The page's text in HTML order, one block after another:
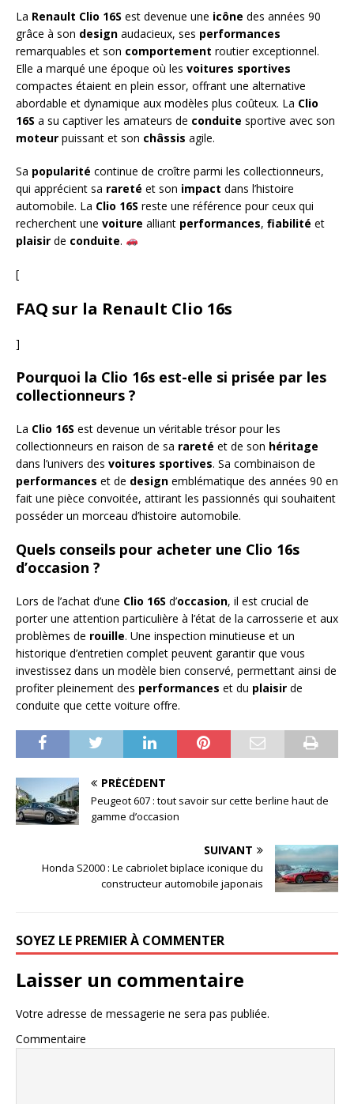
La Renault Clio 16S est devenue une icône des années 90
grâce à son design audacieux, ses performances
remarquables et son comportement routier exceptionnel.
Elle a marqué une époque où les voitures sportives
compactes étaient en plein essor, offrant une alternative
abordable et dynamique aux modèles plus coûteux. La Clio
16S a su captiver les amateurs de conduite sportive avec son
moteur puissant et son châssis agile.
Sa popularité continue de croître parmi les collectionneurs,
qui apprécient sa rareté et son impact dans l’histoire
automobile. La Clio 16S reste une référence pour ceux qui
recherchent une voiture alliant performances, fiabilité et
plaisir de conduite.
[
FAQ sur la Renault Clio 16s
]
Pourquoi la Clio 16s est-elle si prisée par les
collectionneurs ?
La Clio 16S est devenue un véritable trésor pour les
collectionneurs en raison de sa rareté et de son héritage
dans l’univers des voitures sportives. Sa combinaison de
performances et de design emblématique des années 90 en
fait une pièce convoitée, attirant les passionnés qui souhaitent
posséder un morceau d’histoire automobile.
Quels conseils pour acheter une Clio 16s
d’occasion ?
Lors de l’achat d’une Clio 16S d’occasion, il est crucial de
porter une attention particulière à l’état de la carrosserie et aux
problèmes de rouille. Une inspection minutieuse et un
historique d’entretien complet peuvent garantir que vous
investissez dans un modèle bien conservé, permettant ainsi de
profiter pleinement des performances et du plaisir de
conduite que cette voiture offre.
PRÉCÉDENT
Peugeot 607 : tout savoir sur cette berline haut de
gamme d’occasion
SUIVANT
Honda S2000 : Le cabriolet biplace iconique du
constructeur automobile japonais
SOYEZ LE PREMIER À COMMENTER
Laisser un commentaire
Votre adresse de messagerie ne sera pas publiée.
Commentaire